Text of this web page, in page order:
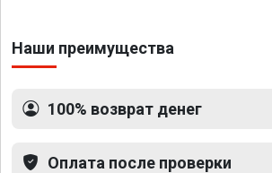
Наши преимущества
100% возврат денег
Оплата после проверки